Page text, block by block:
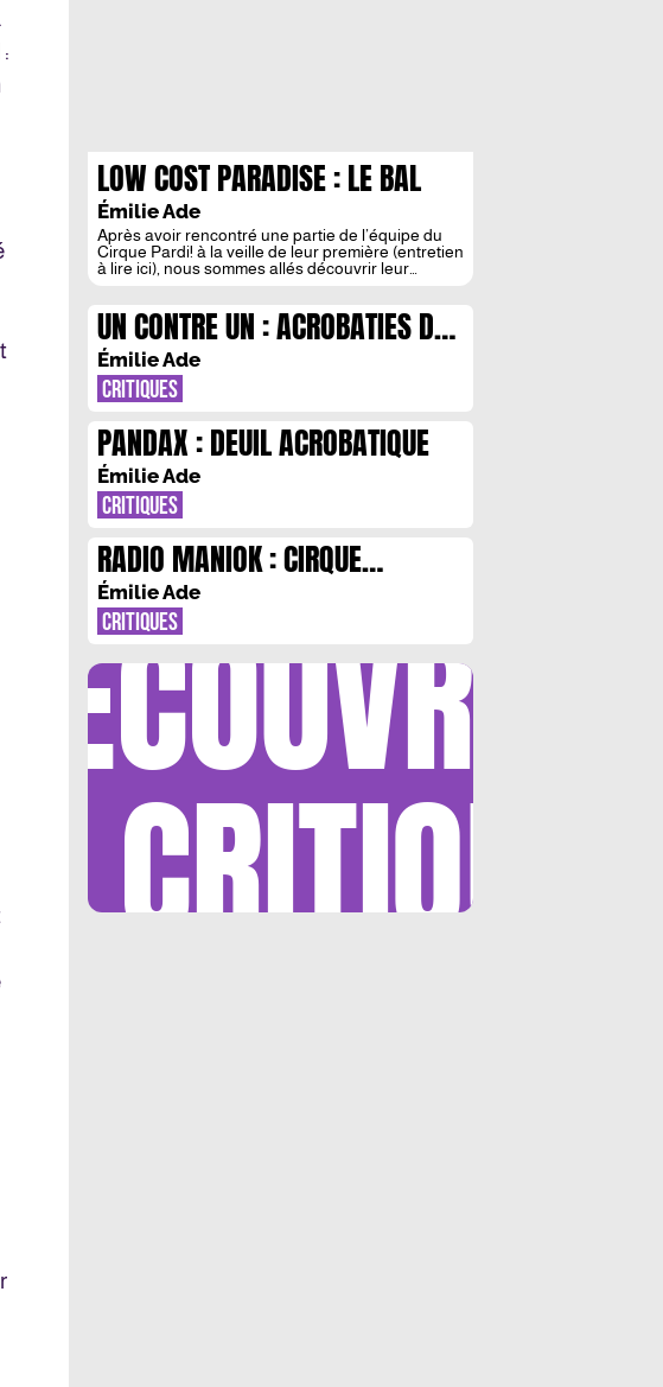
LOW COST PARADISE : LE BAL
DES IMPARFAITS
Émilie Ade
Après avoir rencontré une partie de l’équipe du
Cirque Pardi! à la veille de leur première (entretien
à lire ici), nous sommes allés découvrir leur
de L’Azimut. La troupe de cirque itinérant propose
ici, sous son chapiteau jaune, un spectacle […]
UN CONTRE UN : ACROBATIES DU
SENSIBLE
Émilie Ade
CRITIQUES
PANDAX : DEUIL ACROBATIQUE
Émilie Ade
CRITIQUES
RADIO MANIOK : CIRQUE
REMPART
Émilie Ade
CRITIQUES